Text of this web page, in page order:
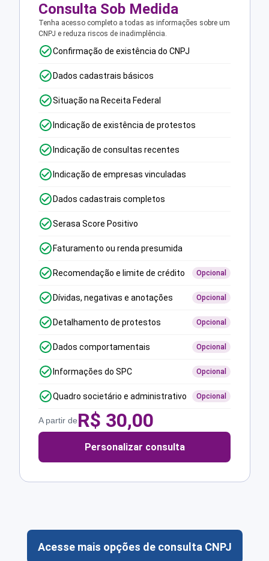
Consulta Sob Medida
Tenha acesso completo a todas as informações sobre um
CNPJ e reduza riscos de inadimplência.
Confirmação de existência do CNPJ
Dados cadastrais básicos
Situação na Receita Federal
Indicação de existência de protestos
Indicação de consultas recentes
Indicação de empresas vinculadas
Dados cadastrais completos
Serasa Score Positivo
Faturamento ou renda presumida
Recomendação e limite de crédito Opcional
Dívidas, negativas e anotações Opcional
Detalhamento de protestos Opcional
Dados comportamentais Opcional
Informações do SPC Opcional
Quadro societário e administrativo Opcional
A partir deR$ 30,00
Personalizar consulta
Acesse mais opções de consulta CNPJ